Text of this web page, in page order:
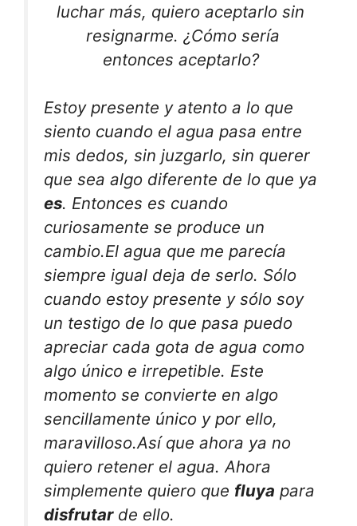
luchar más, quiero aceptarlo sin
resignarme. ¿Cómo sería
entonces aceptarlo?
Estoy presente y atento a lo que
siento cuando el agua pasa entre
mis dedos, sin juzgarlo, sin querer
que sea algo diferente de lo que ya
es. Entonces es cuando
curiosamente se produce un
cambio.El agua que me parecía
siempre igual deja de serlo. Sólo
cuando estoy presente y sólo soy
un testigo de lo que pasa puedo
apreciar cada gota de agua como
algo único e irrepetible. Este
momento se convierte en algo
sencillamente único y por ello,
maravilloso.Así que ahora ya no
quiero retener el agua. Ahora
simplemente quiero que fluya para
disfrutarde ello.